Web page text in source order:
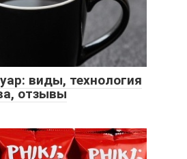
виды, технология
отзывы